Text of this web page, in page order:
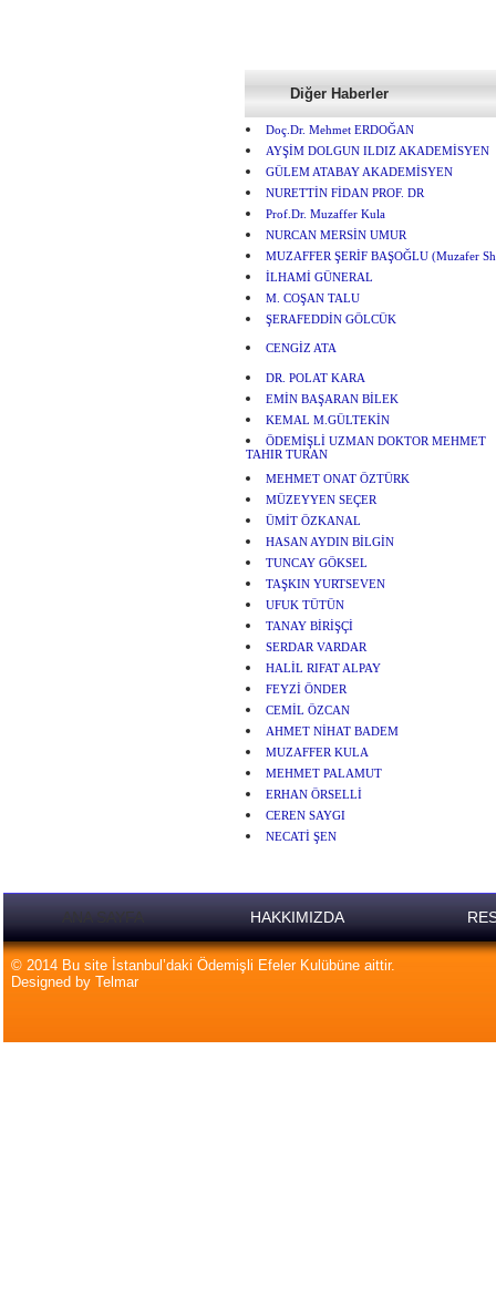
Diğer Haberler
Doç.Dr. Mehmet ERDOĞAN
AYŞİM DOLGUN ILDIZ AKADEMİSYEN
GÜLEM ATABAY AKADEMİSYEN
NURETTİN FİDAN PROF. DR
Prof.Dr. Muzaffer Kula
NURCAN MERSİN UMUR
MUZAFFER ŞERİF BAŞOĞLU (Muzafer
İLHAMİ GÜNERAL
M. COŞAN TALU
ŞERAFEDDİN GÖLCÜK
CENGİZ ATA
DR. POLAT KARA
EMİN BAŞARAN BİLEK
KEMAL M.GÜLTEKİN
ÖDEMİŞLİ UZMAN DOKTOR MEHMET
TAHIR TURAN
MEHMET ONAT ÖZTÜRK
MÜZEYYEN SEÇER
ÜMİT ÖZKANAL
HASAN AYDIN BİLGİN
TUNCAY GÖKSEL
TAŞKIN YURTSEVEN
UFUK TÜTÜN
TANAY BİRİŞÇİ
SERDAR VARDAR
HALİL RIFAT ALPAY
FEYZİ ÖNDER
CEMİL ÖZCAN
AHMET NİHAT BADEM
MUZAFFER KULA
MEHMET PALAMUT
ERHAN ÖRSELLİ
CEREN SAYGI
NECATİ ŞEN
ANA SAYFA HAKKIMIZDA
© 2014 Bu site İstanbul’daki Ödemişli Efeler Kulübüne aittir.
Designed by Telmar